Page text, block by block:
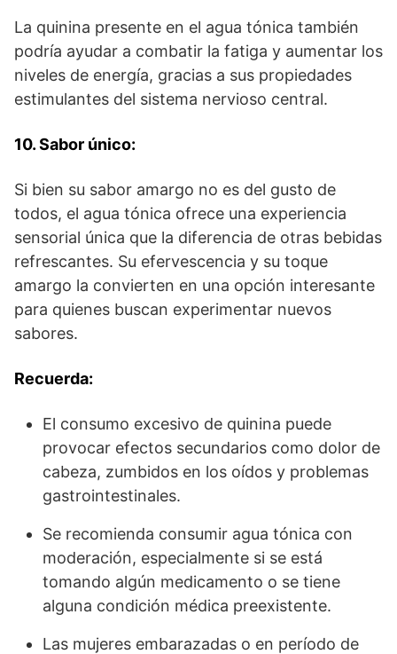
La quinina presente en el agua tónica también
podría ayudar a combatir la fatiga y aumentar los
niveles de energía, gracias a sus propiedades
estimulantes del sistema nervioso central.
10. Sabor único:
Si bien su sabor amargo no es del gusto de
todos, el agua tónica ofrece una experiencia
sensorial única que la diferencia de otras bebidas
refrescantes. Su efervescencia y su toque
amargo la convierten en una opción interesante
para quienes buscan experimentar nuevos
sabores.
Recuerda:
El consumo excesivo de quinina puede
provocar efectos secundarios como dolor de
cabeza, zumbidos en los oídos y problemas
gastrointestinales.
Se recomienda consumir agua tónica con
moderación, especialmente si se está
tomando algún medicamento o se tiene
alguna condición médica preexistente.
Las mujeres embarazadas o en período de